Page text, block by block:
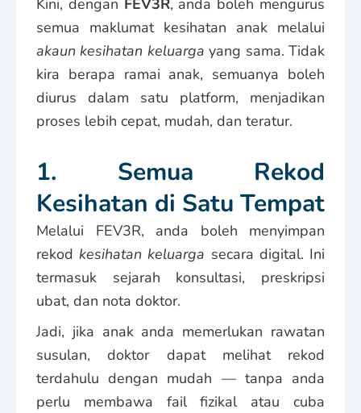
semua maklumat kesihatan anak melalui
akaun kesihatan keluarga yang sama. Tidak
kira berapa ramai anak, semuanya boleh
diurus dalam satu platform, menjadikan
proses lebih cepat, mudah, dan teratur.
1. Semua Rekod
Kesihatan di Satu Tempat
Melalui FEV3R, anda boleh menyimpan
rekodkesihatan keluarga secara digital. Ini
termasuk sejarah konsultasi, preskripsi
ubat, dan nota doktor.
Jadi, jika anak anda memerlukan rawatan
susulan, doktor dapat melihat rekod
terdahulu dengan mudah — tanpa anda
perlu membawa fail fizikal atau cuba